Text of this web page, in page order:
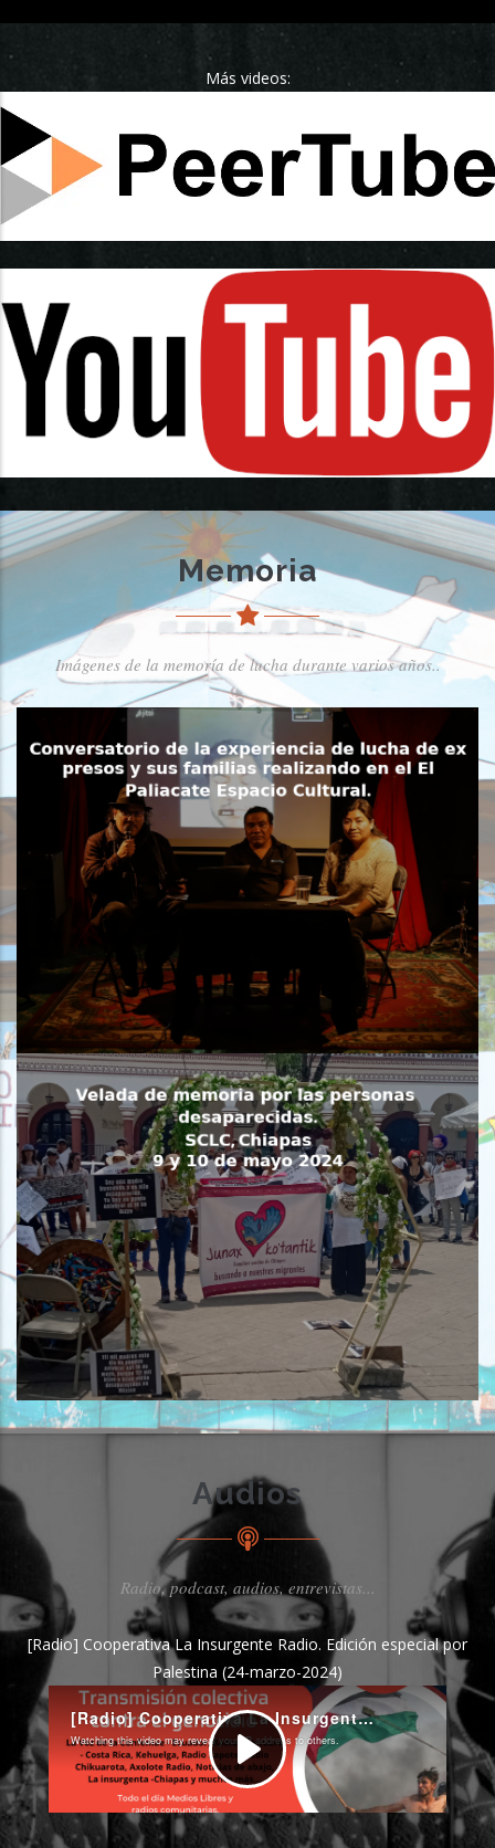
Más videos:
Memoria
Imágenes de la memoría de lucha durante varios años..
Audios
Radio, podcast, audios, entrevistas...
[Radio] Cooperativa La Insurgente Radio. Edición especial por
Palestina (24-marzo-2024)